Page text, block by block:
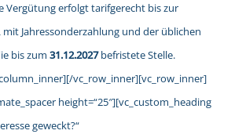
Vergütung erfolgt tarifgerecht bis zur
mit Jahressonderzahlung und der üblichen
bis zum 31.12.2027befristete Stelle.
vc_row_inner][vc_row_inner]
height=“25″][vc_custom_heading
geweckt?“